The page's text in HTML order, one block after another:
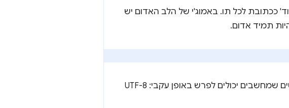
ככתובת לכל תו. באמוג'י של הלב האדום יש
תמיד אדום.
ב-Unicode יש שתי דרכים נפוצות להפוך את נקודות הקוד האלה לרצפי בייטים שמחשבים יכולים לפרש באופן עקבי: UTF-8